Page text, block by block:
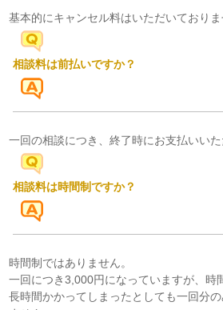
基本的にキャンセル料はいただいておりま
相談料は前払いですか？
一回の相談につき、終了時にお支払いいた
相談料は時間制ですか？
時間制ではありません。
一回につき3,000円になっていますが、時
長時間かかってしまったとしても一回分